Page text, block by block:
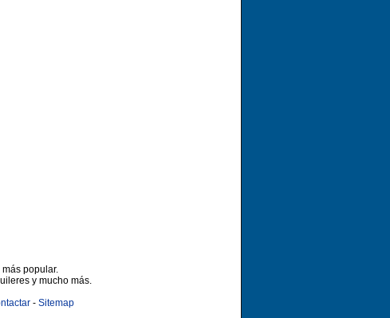
popular.
y mucho más.
- Sitemap